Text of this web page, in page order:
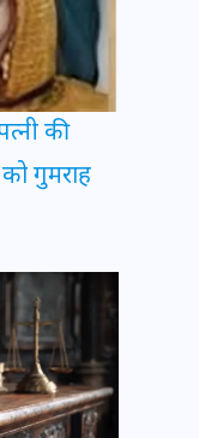
की
गुमराह